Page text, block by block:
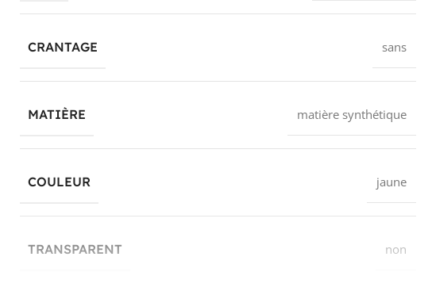
CRANTAGE sans
MATIÈRE matière synthétique
COULEUR jaune
TRANSPARENT non